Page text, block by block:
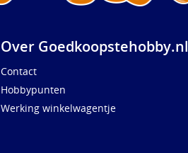
Over Goedkoopstehobby.nl
Contact
Hobbypunten
Werking winkelwagentje